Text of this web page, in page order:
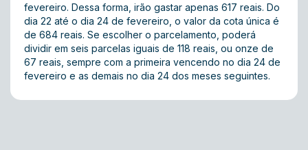
fevereiro. Dessa forma, irão gastar apenas 617 reais. Do
dia 22 até o dia 24 de fevereiro, o valor da cota única é
de 684 reais. Se escolher o parcelamento, poderá
dividir em seis parcelas iguais de 118 reais, ou onze de
67 reais, sempre com a primeira vencendo no dia 24 de
fevereiro e as demais no dia 24 dos meses seguintes.